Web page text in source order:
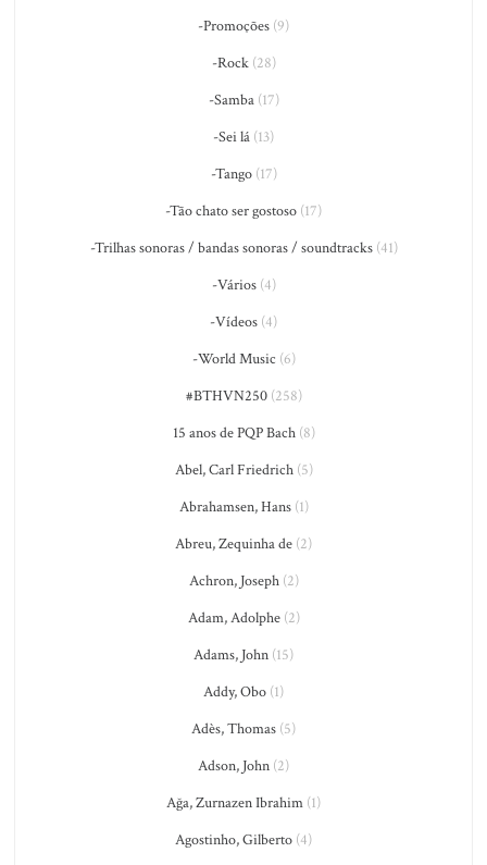
-Promoções (9)
-Rock(28)
-Samba(17)
-Sei lá (13)
-Tango(17)
-Tão chato ser gostoso (17)
-Trilhas sonoras / bandas sonoras / soundtracks(41)
-Vários(4)
-Vídeos (4)
-World Music (6)
#BTHVN250(258)
15 anos de PQP Bach(8)
Abel, Carl Friedrich(5)
Abrahamsen, Hans(1)
Abreu, Zequinha de (2)
Achron, Joseph(2)
Adam, Adolphe(2)
Adams, John (15)
Addy, Obo (1)
Adès, Thomas (5)
Adson, John (2)
Ağa, Zurnazen Ibrahim (1)
Agostinho, Gilberto (4)